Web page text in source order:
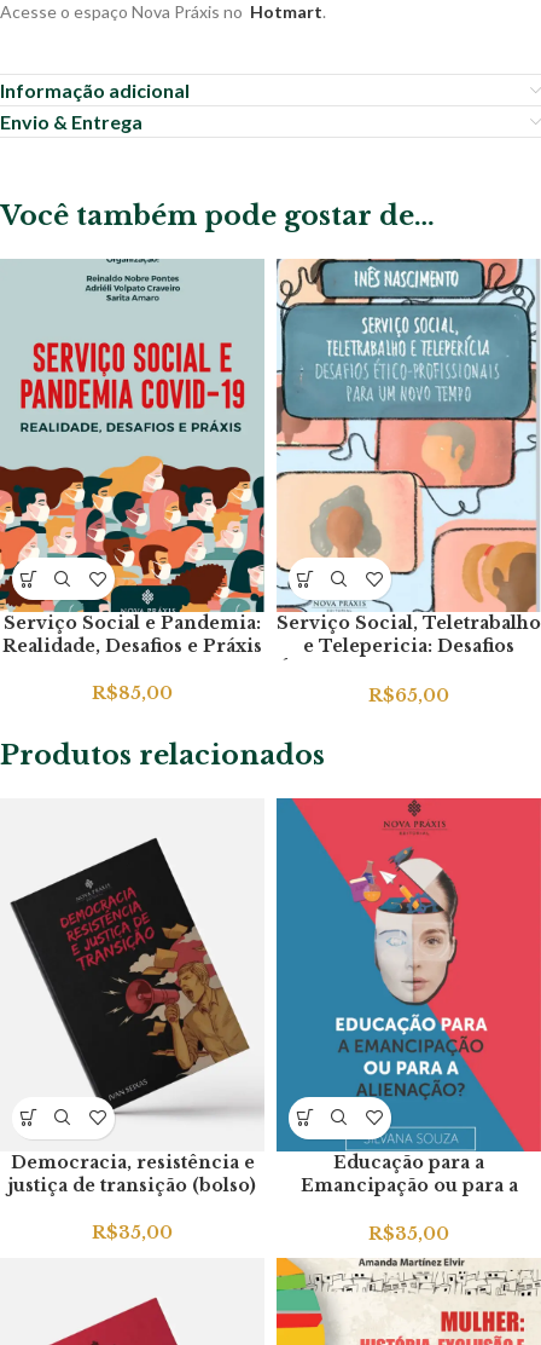
Acesse o espaço Nova Práxis no Hotmart.
Informação adicional
Envio & Entrega
Você também pode gostar de…
Serviço Social e Pandemia:
Realidade, Desafios e Práxis
R$85,00
Serviço Social, Teletrabalho
e Telepericia: Desafios
Novo Tempo
R$65,00
Produtos relacionados
Democracia, resistência e
justiça de transição (bolso)
R$35,00
Educação para a
Emancipação ou para a
R$35,00